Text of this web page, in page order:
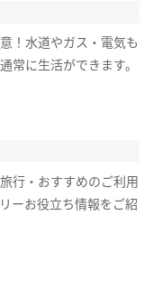
！水道やガス・電気も
常に生活ができます。
行・おすすめのご利用
ーお役立ち情報をご紹